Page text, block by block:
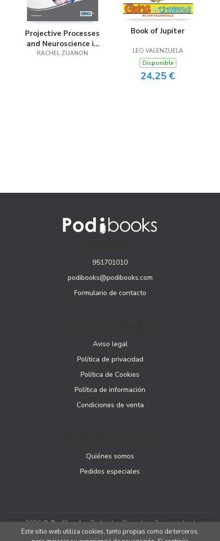
Projective Processes
and Neuroscience in
Art and Design
RACHEL ZUANON
Book of Jupiter
LEO VALENZUELA
Disponible
24,25 €
951701010
podibooks@podibooks.com
Formulario de contacto
Aviso legal
Política de privacidad
Política de Cookies
Política de información
Condiciones de venta
Quiénes somos
Pedidos especiales
2026 ©Podibooks. Todos los Derechos Reservados |
Podiprint
Este sitio web utiliza cookies, tanto propias como de terceros,